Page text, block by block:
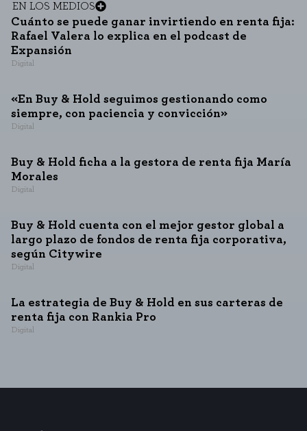
EN LOS MEDIOS
Cuánto se puede ganar invirtiendo en renta fija:
Rafael Valera lo explica en el podcast de
Expansión
Digital
«En Buy & Hold seguimos gestionando como
siempre, con paciencia y convicción»
Digital
Buy & Hold ficha a la gestora de renta fija María
Morales
Digital
Buy & Hold cuenta con el mejor gestor global a
largo plazo de fondos de renta fija corporativa,
según Citywire
Digital
La estrategia de Buy & Hold en sus carteras de
renta fija con Rankia Pro
Digital